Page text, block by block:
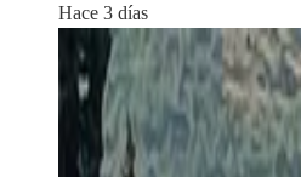
Hace 3 días